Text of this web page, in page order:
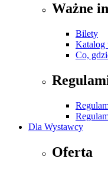
Ważne
Bilety
Katalog
Co,
Dla Wystawcy
Oferta